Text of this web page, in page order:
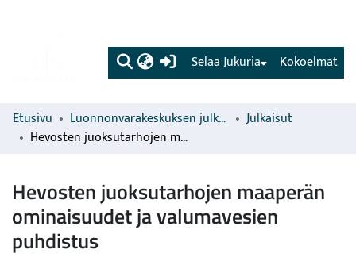
(current) Kokoelmat
Selaa Jukuria
Etusivu Luonnonvarakeskuksen julkaisut
Julkaisut
Hevosten juoksutarhojen maaperän ominaisuudet ja valumavesien puhdistus
Hevosten juoksutarhojen maaperän
ominaisuudet ja valumavesien
puhdistus